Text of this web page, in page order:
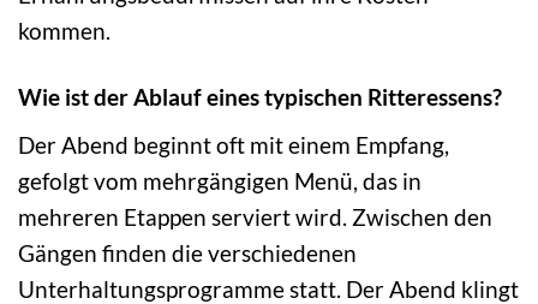
kommen.
Wie ist der Ablauf eines typischen Ritteressens?
Der Abend beginnt oft mit einem Empfang,
gefolgt vom mehrgängigen Menü, das in
mehreren Etappen serviert wird. Zwischen den
Gängen finden die verschiedenen
Unterhaltungsprogramme statt. Der Abend klingt